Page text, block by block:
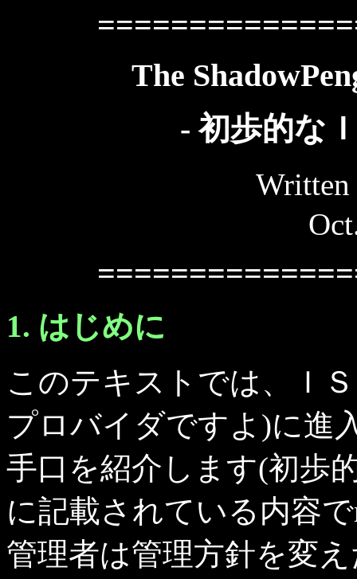
The
- 初歩的な
1. はじめに
このテキストでは、Ｉ
プロバイダですよ)に進
手口を紹介します(初歩
に記載されている内容
管理者は管理方針を変